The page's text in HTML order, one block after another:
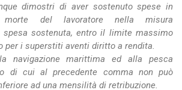
dimostri di aver sostenuto spese in
morte del lavoratore nella misura
spesa sostenuta, entro il limite massimo
per i superstiti aventi diritto a rendita.
navigazione marittima ed alla pesca
di cui al precedente comma non può
ad una mensilità di retribuzione.